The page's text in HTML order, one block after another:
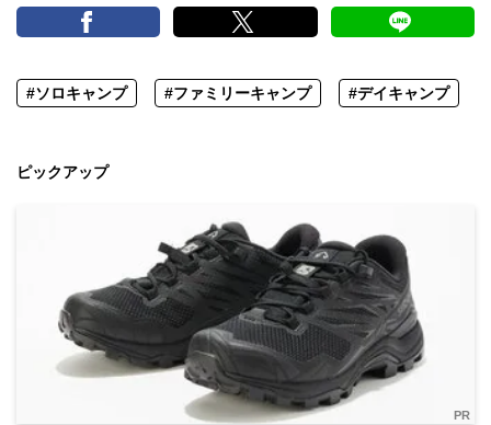
#ソロキャンプ #ファミリーキャンプ #デイキャンプ
ピックアップ
PR